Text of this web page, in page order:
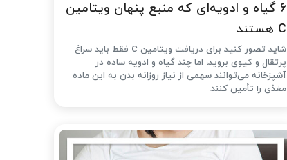
۶ گیاه و ادویه‌ای که منبع پنهان ویتامین
C هستند
شاید تصور کنید برای دریافت ویتامین C فقط باید سراغ
پرتقال و کیوی بروید، اما چند گیاه و ادویه ساده در
آشپزخانه می‌توانند سهمی از نیاز روزانه بدن به این ماده
مغذی را تأمین کنند.